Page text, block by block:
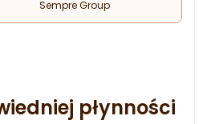
Sempre Group
płynności